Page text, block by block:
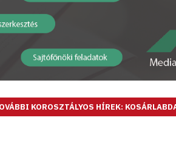
KOROSZTÁLYOS HÍREK: